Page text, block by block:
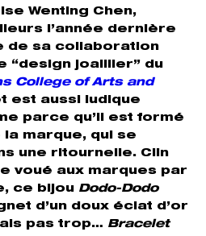
Wenting Chen,
l’année dernière
de sa collaboration
“design joaillier” du
College of Arts and
est aussi ludique
parce qu’il est formé
marque, qui se
une ritournelle. Clin
voué aux marques par
ce bijou Dodo-Dodo
d’un doux éclat d’or
pas trop… Bracelet